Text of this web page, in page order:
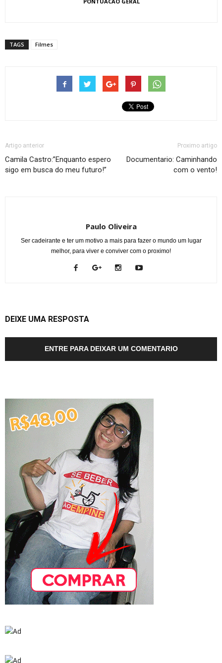
TAGS Filmes
Artigo anterior
Camila Castro:”Enquanto espero
sigo em busca do meu futuro!”
Proximo artigo
Documentario: Caminhando
com o vento!
Paulo Oliveira
Ser cadeirante e ter um motivo a mais para fazer o mundo um lugar
melhor, para viver e conviver com o proximo!
DEIXE UMA RESPOSTA
ENTRE PARA DEIXAR UM COMENTARIO